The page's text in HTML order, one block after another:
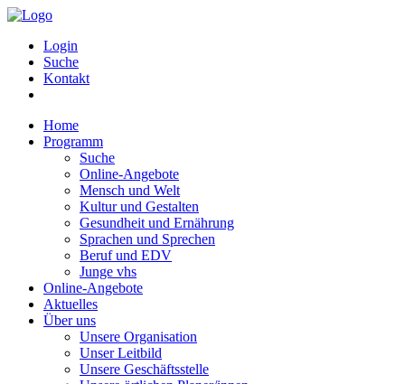
Login
Suche
Kontakt
Home
Programm
Suche
Online-Angebote
Mensch und Welt
Kultur und Gestalten
Gesundheit und Ernährung
Sprachen und Sprechen
Beruf und EDV
Junge vhs
Online-Angebote
Aktuelles
Über uns
Unsere Organisation
Unser Leitbild
Unsere Geschäftsstelle